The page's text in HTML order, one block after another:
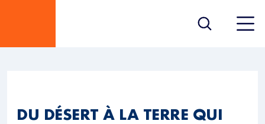
DU DÉSERT À LA TERRE QUI